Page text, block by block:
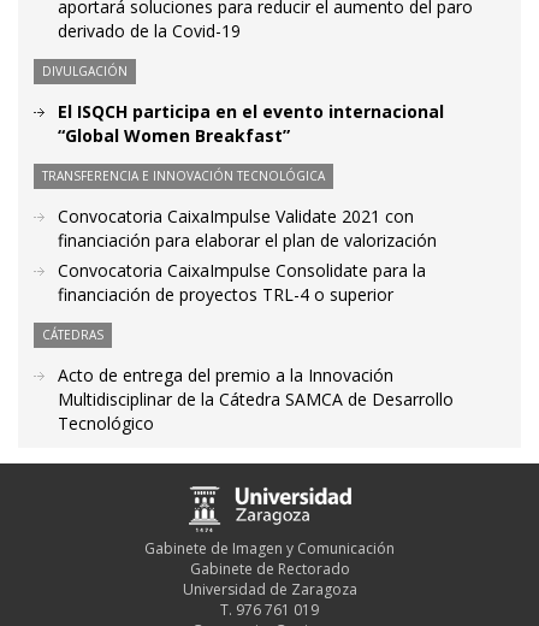
aportará soluciones para reducir el aumento del paro
derivado de la Covid-19
DIVULGACIÓN
El ISQCH participa en el evento internacional
“Global Women Breakfast”
TRANSFERENCIA E INNOVACIÓN TECNOLÓGICA
Convocatoria CaixaImpulse Validate 2021 con
financiación para elaborar el plan de valorización
Convocatoria CaixaImpulse Consolidate para la
financiación de proyectos TRL-4 o superior
CÁTEDRAS
Acto de entrega del premio a la Innovación
Multidisciplinar de la Cátedra SAMCA de Desarrollo
Tecnológico
Gabinete de Imagen y Comunicación
Gabinete de Rectorado
Universidad de Zaragoza
T. 976 761 019